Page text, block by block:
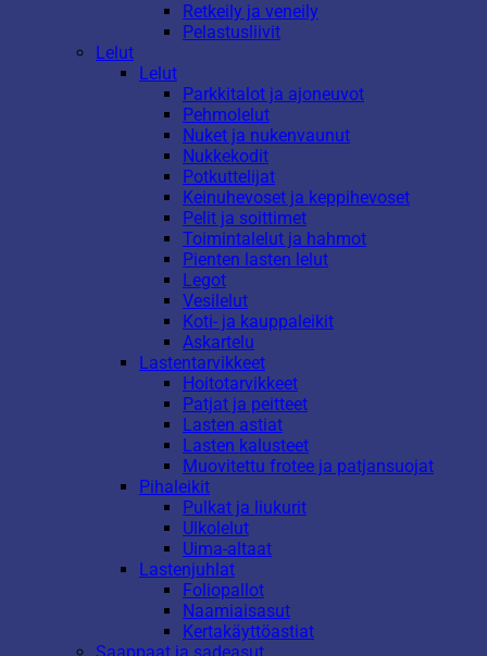
Retkeily ja veneily
Pelastusliivit
Lelut
Lelut
Parkkitalot ja ajoneuvot
Pehmolelut
Nuket ja nukenvaunut
Nukkekodit
Potkuttelijat
Keinuhevoset ja keppihevoset
Pelit ja soittimet
Toimintalelut ja hahmot
Pienten lasten lelut
Legot
Vesilelut
Koti- ja kauppaleikit
Askartelu
Lastentarvikkeet
Hoitotarvikkeet
Patjat ja peitteet
Lasten astiat
Lasten kalusteet
Muovitettu frotee ja patjansuojat
Pihaleikit
Pulkat ja liukurit
Ulkolelut
Uima-altaat
Lastenjuhlat
Foliopallot
Naamiaisasut
Kertakäyttöastiat
Saappaat ja sadeasut